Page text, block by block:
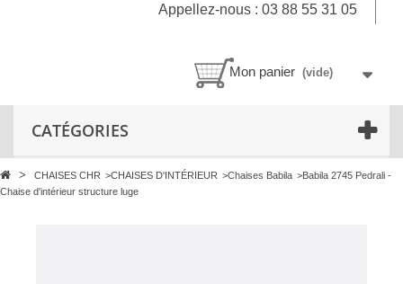
Appellez-nous : 03 88 55 31 05
Mon panier (vide)
CATÉGORIES
> CHAISES CHR >CHAISES D'INTÉRIEUR >Chaises Babila >Babila 2745 Pedrali -
Chaise d'intérieur structure luge